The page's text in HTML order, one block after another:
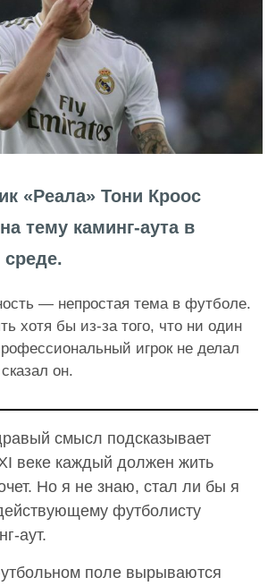
«Реала» Тони Кроос
на тему каминг-аута в
— непростая тема в футболе.
хотя бы из-за того, что ни один
игрок не делал
он.
смысл подсказывает
веке каждый должен жить
Но я не знаю, стал ли бы я
футболисту
аут.
поле вырываются